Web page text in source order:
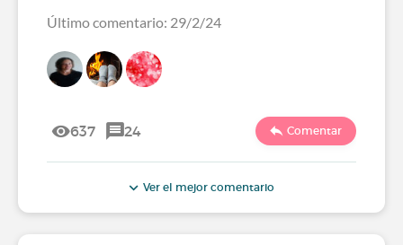
Último comentario: 29/2/24
637 24 Comentar
Ver el mejor comentario